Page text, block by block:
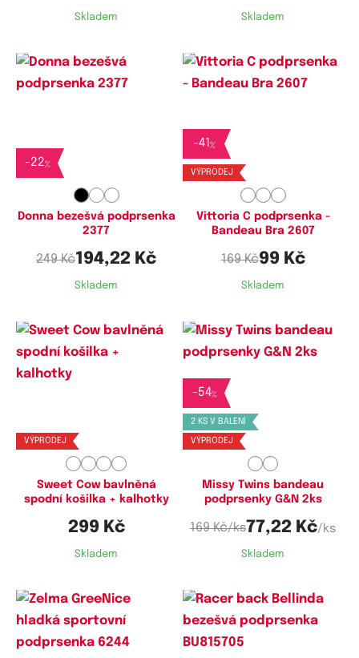
Skladem Skladem
-22%
Donna bezešvá podprsenka
2377
249 Kč194,22 Kč
Skladem
-41 %
VÝPRODEJ
Vittoria C podprsenka -
Bandeau Bra 2607
169 Kč99 Kč
Skladem
VÝPRODEJ
Sweet Cow bavlněná
spodní košilka + kalhotky
299 Kč
Skladem
-54%
2 KS V BALENÍ
VÝPRODEJ
Dostupné velikosti:
M,
Missy Twins bandeau
podprsenky G&N 2ks
169 Kč/ks77,22 Kč/ks
Skladem